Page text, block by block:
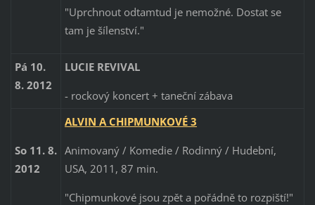
"Uprchnout odtamtud je nemožné. Dostat se
tam je šílenství."
Pá 10.
8. 2012
LUCIE REVIVAL
- rockový koncert + taneční zábava
So 11. 8.
2012
ALVIN A CHIPMUNKOVÉ 3
Animovaný / Komedie / Rodinný / Hudební,
USA, 2011, 87 min.
"Chipmunkové jsou zpět a pořádně to rozpiští!"